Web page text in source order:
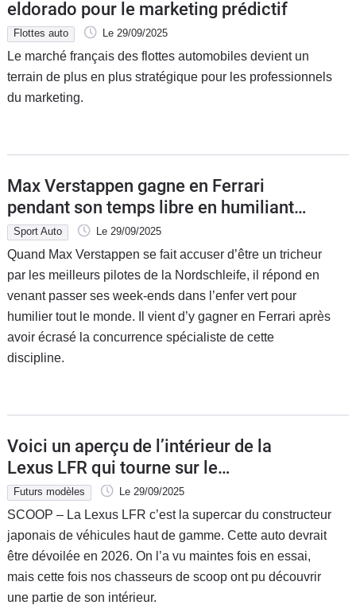
eldorado pour le marketing prédictif
Flottes auto Le 29/09/2025
Le marché français des flottes automobiles devient un
terrain de plus en plus stratégique pour les professionnels
du marketing.
Max Verstappen gagne en Ferrari
pendant son temps libre en humiliant
tout le monde
Sport Auto Le 29/09/2025
Quand Max Verstappen se fait accuser d’être un tricheur
par les meilleurs pilotes de la Nordschleife, il répond en
venant passer ses week-ends dans l’enfer vert pour
humilier tout le monde. Il vient d’y gagner en Ferrari après
avoir écrasé la concurrence spécialiste de cette
discipline.
Voici un aperçu de l’intérieur de la
Lexus LFR qui tourne sur le
Nürburgring.
Futurs modèles Le 29/09/2025
SCOOP – La Lexus LFR c’est la supercar du constructeur
japonais de véhicules haut de gamme. Cette auto devrait
être dévoilée en 2026. On l’a vu maintes fois en essai,
mais cette fois nos chasseurs de scoop ont pu découvrir
une partie de son intérieur.